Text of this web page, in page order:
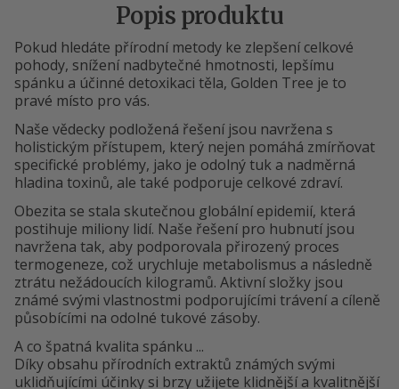
Popis produktu
Pokud hledáte přírodní metody ke zlepšení celkové
pohody, snížení nadbytečné hmotnosti, lepšímu
spánku a účinné detoxikaci těla, Golden Tree je to
pravé místo pro vás.
Naše vědecky podložená řešení jsou navržena s
holistickým přístupem, který nejen pomáhá zmírňovat
specifické problémy, jako je odolný tuk a nadměrná
hladina toxinů, ale také podporuje celkové zdraví.
Obezita se stala skutečnou globální epidemií, která
postihuje miliony lidí. Naše řešení pro hubnutí jsou
navržena tak, aby podporovala přirozený proces
termogeneze, což urychluje metabolismus a následně
ztrátu nežádoucích kilogramů. Aktivní složky jsou
známé svými vlastnostmi podporujícími trávení a cíleně
působícími na odolné tukové zásoby.
A co špatná kvalita spánku ...
Díky obsahu přírodních extraktů známých svými
uklidňujícími účinky si brzy užijete klidnější a kvalitnější